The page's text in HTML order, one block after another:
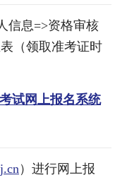
信息=>资格审核
（领取准考证时
试网上报名系统
）进行网上报